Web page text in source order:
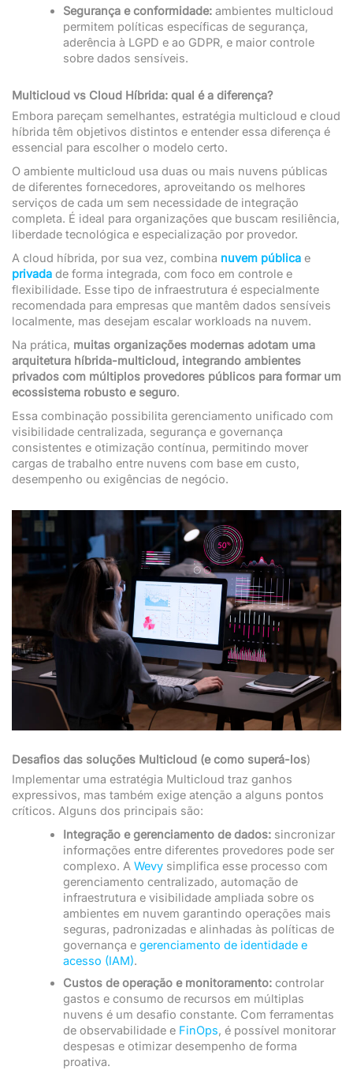
Segurança e conformidade:ambientes multicloud
permitem políticas específicas de segurança,
aderência à LGPD e ao GDPR, e maior controle
sobre dados sensíveis.
Multicloud vs Cloud Híbrida: qual é a diferença?
Embora pareçam semelhantes, estratégia multicloud e cloud
híbrida têm objetivos distintos e entender essa diferença é
essencial para escolher o modelo certo.
O ambiente multicloud usa duas ou mais nuvens públicas
de diferentes fornecedores, aproveitando os melhores
serviços de cada um sem necessidade de integração
completa. É ideal para organizações que buscam resiliência,
liberdade tecnológica e especialização por provedor.
A cloud híbrida, por sua vez, combina nuvem públicae
privadade forma integrada, com foco em controle e
flexibilidade. Esse tipo de infraestrutura é especialmente
recomendada para empresas que mantêm dados sensíveis
localmente, mas desejam escalar workloads na nuvem.
Na prática, muitas organizações modernas adotam uma
arquitetura híbrida-multicloud, integrando ambientes
privados com múltiplos provedores públicos para formar um
ecossistema robusto e seguro.
Essa combinação possibilita gerenciamento unificado com
visibilidade centralizada, segurança e governança
consistentes e otimização contínua, permitindo mover
cargas de trabalho entre nuvens com base em custo,
desempenho ou exigências de negócio.
Desafios das soluções Multicloud (e como superá-los)
Implementar uma estratégia Multicloud traz ganhos
expressivos, mas também exige atenção a alguns pontos
críticos. Alguns dos principais são:
Integração e gerenciamento de dados: sincronizar
informações entre diferentes provedores pode ser
complexo. AWevy simplifica esse processo com
gerenciamento centralizado, automação de
infraestrutura e visibilidade ampliada sobre os
ambientes em nuvem garantindo operações mais
seguras, padronizadas e alinhadas às políticas de
governança egerenciamento de identidade e
acesso (IAM).
Custos de operação e monitoramento: controlar
gastos e consumo de recursos em múltiplas
nuvens é um desafio constante. Com ferramentas
de observabilidade e FinOps, é possível monitorar
despesas e otimizar desempenho de forma
proativa.